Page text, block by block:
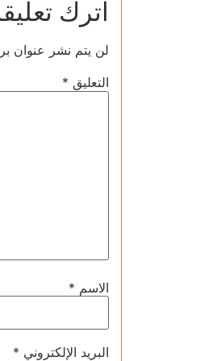
اترك
لن يتم نشر عنوان
التعليق *
الاسم *
البريد الإلكتروني *